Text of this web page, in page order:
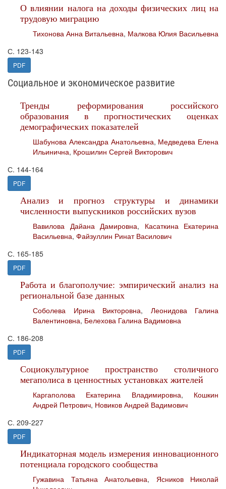
О влиянии налога на доходы физических лиц на
трудовую миграцию
Тихонова Анна Витальевна, Малкова Юлия Васильевна
С. 123-143
PDF
Социальное и экономическое развитие
Тренды реформирования российского
образования в прогностических оценках
демографических показателей
Шабунова Александра Анатольевна, Медведева Елена
Ильинична, Крошилин Сергей Викторович
С. 144-164
PDF
Анализ и прогноз структуры и динамики
численности выпускников российских вузов
Вавилова Дайана Дамировна, Касаткина Екатерина
Васильевна, Файзуллин Ринат Василович
С. 165-185
PDF
Работа и благополучие: эмпирический анализ на
региональной базе данных
Соболева Ирина Викторовна, Леонидова Галина
Валентиновна, Белехова Галина Вадимовна
С. 186-208
PDF
Социокультурное пространство столичного
мегаполиса в ценностных установках жителей
Каргаполова Екатерина Владимировна, Кошкин
Андрей Петрович, Новиков Андрей Вадимович
С. 209-227
PDF
Индикаторная модель измерения инновационного
потенциала городского сообщества
Гужавина Татьяна Анатольевна, Ясников Николай